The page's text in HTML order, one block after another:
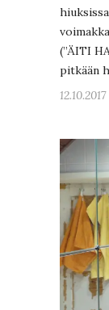
(”ÄITI
pitkään
12.10.2017